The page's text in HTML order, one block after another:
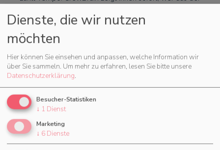
oder Wochenhöchstarbeitszeit zu verstoßen, und
benachrichtigt die passende Springerkraft direkt. Die
Nachbesetzung ist eine Sache von Minuten statt von
Über den Monat entsteht nebenbei die Auswertung,
die Disposition und Geschäftsleitung brauchen:
Soll-Ist je Objekt und die Kosten je Kostenstelle. So
sehen Sie früh, wo ein Objekt personell aus dem
Ruder läuft – und nicht erst, wenn die Rechnung
kommt.
Dienste, die wir nutzen
möchten
Hier können Sie einsehen und anpassen, welche Information wir
über Sie sammeln. Um mehr zu erfahren, lesen Sie bitte unsere
Datenschutzerklärung.
Besucher-Statistiken
↓ 1 Dienst
Marketing
↓ 6 Dienste